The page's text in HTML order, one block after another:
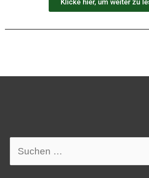
Klicke hier, um weiter zu
Suchen
nach: